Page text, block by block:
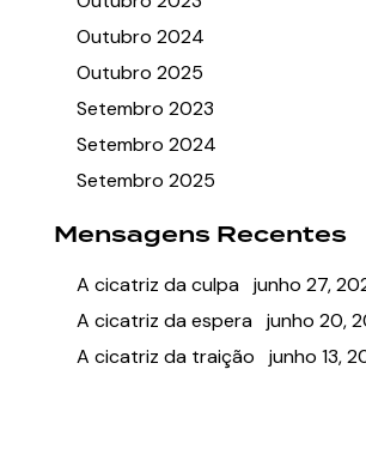
Outubro 2024
Outubro 2025
Setembro 2023
Setembro 2024
Setembro 2025
Mensagens Recentes
A cicatriz da culpa junho 27,
A cicatriz da espera junho 20,
A cicatriz da traição
junho 13,